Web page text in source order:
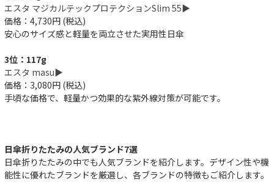
エスタ マジカルテックプロテクションSlim 55▶︎
価格：4,730円 (税込)
安心のサイズ感と軽量を両立させた実用性日傘
3位：117g
エスタ masu▶︎
価格：3,080円 (税込)
手頃な価格で、軽量かつ効果的な紫外線対策が可能です。
日傘折りたたみの人気ブランド7選
日傘折りたたみの中でも人気ブランドを紹介します。デザイン性や機
能性に優れたブランドを厳選し、各ブランドの特徴もご紹介します。